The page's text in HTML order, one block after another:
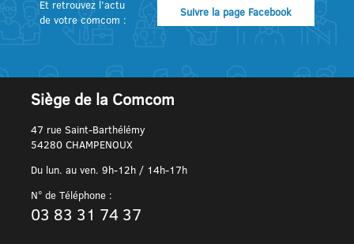
Et retrouvez l’actu
de votre comcom :
Suivre la page Facebook
Siège de la Comcom
47 rue Saint-Barthélémy
54280 CHAMPENOUX
Du lun. au ven. 9h-12h / 14h-17h
N° de Téléphone :
03 83 31 74 37